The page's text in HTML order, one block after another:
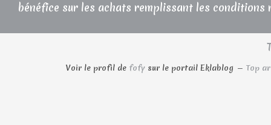
bénéfice sur les achats remplissant les conditions
Voir le profil de fofysur le portail Eklablog Top